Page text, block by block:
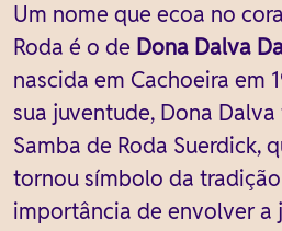
Um nome que ecoa no
Roda é o de Dona Dalva
nascida em Cachoeira em
sua juventude, Dona
Samba de Roda Suerdick,
tornou símbolo da
importância de envolver a